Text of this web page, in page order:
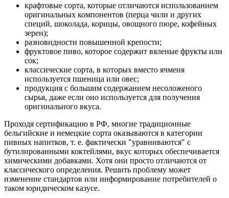
крафтовые сорта, которые отличаются использованием
оригинальных компонентов (перца чили и других
специй, шоколада, корицы, овощного пюре, кофейных
зерен);
разновидности повышенной крепости;
фруктовое пиво, которое содержит вяленые фрукты или
сок;
классические сорта, в которых вместо ячменя
используется пшеница или овес;
продукция с большим содержанием несоложеного
сырья, даже если оно используется для получения
оригинального вкуса.
Проходя сертификацию в РФ, многие традиционные
бельгийские и немецкие сорта оказываются в категории
пивных напитков, т. е. фактически "уравниваются" с
бутилированными коктейлями, вкус которых обеспечивается
химическими добавками. Хотя они просто отличаются от
классического определения. Решить проблему может
изменение стандартов или информирование потребителей о
таком юридическом казусе.